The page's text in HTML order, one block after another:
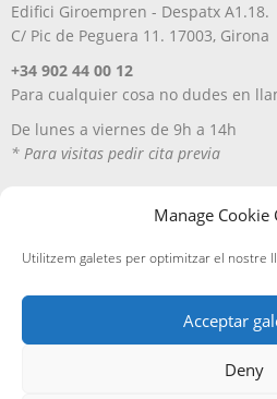
Manage Cookie
Utilitzem galetes per optimitzar el nostre
Acceptar
Deny
Edifici Giroempren - Despatx A1.18.
C/ Pic de Peguera 11. 17003, Girona
+34 902 44 00 12
Para cualquier cosa no dudes en
De lunes a viernes de 9h a 14h
* Para visitas pedir cita previa
Política de privacitat